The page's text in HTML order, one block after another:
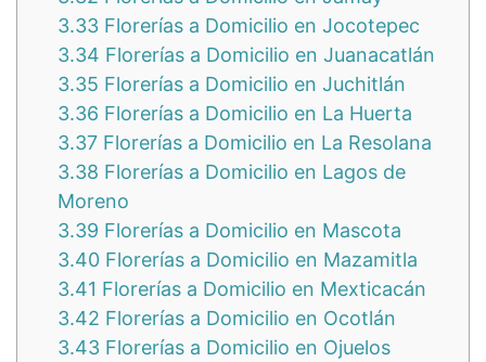
3.33 Florerías a Domicilio en Jocotepec
3.34 Florerías a Domicilio en Juanacatlán
3.35 Florerías a Domicilio en Juchitlán
3.36 Florerías a Domicilio en La Huerta
3.37 Florerías a Domicilio en La Resolana
3.38 Florerías a Domicilio en Lagos de
Moreno
3.39 Florerías a Domicilio en Mascota
3.40 Florerías a Domicilio en Mazamitla
3.41 Florerías a Domicilio en Mexticacán
3.42 Florerías a Domicilio en Ocotlán
3.43 Florerías a Domicilio en Ojuelos